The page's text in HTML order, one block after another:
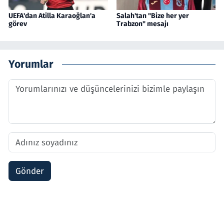
UEFA'dan Atilla Karaoğlan'a
görev
Salah'tan "Bize her yer
Trabzon" mesajı
Yorumlar
Gönder